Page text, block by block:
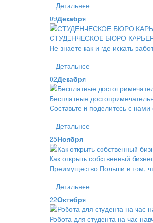
Детальнее
09Декабря
СТУДЕНЧЕСКОЕ БЮРО
Не знаете как и где искать
Детальнее
02Декабря
Бесплатные
Составьте и поделитесь с
Детальнее
25Ноября
Как открыть собственный
Преимущество Польши в том,
Детальнее
22Октября
Робота для студента на час